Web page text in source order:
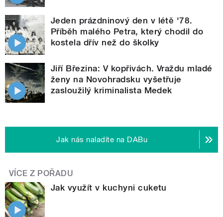
Jeden prázdninový den v létě '78.
Příběh malého Petra, který chodil do
kostela dřív než do školky
Jiří Březina: V kopřivách. Vraždu mladé
ženy na Novohradsku vyšetřuje
zasloužilý kriminalista Medek
Jak nás naladíte na DABu
VÍCE Z POŘADU
Jak využít v kuchyni cuketu